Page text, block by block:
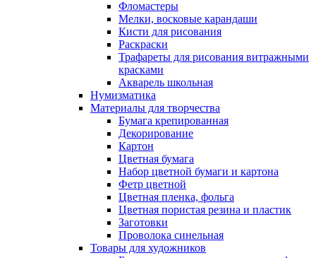
Фломастеры
Мелки, восковые карандаши
Кисти для рисования
Раскраски
Трафареты для рисования витражными
красками
Акварель школьная
Нумизматика
Материалы для творчества
Бумага крепированная
Декорирование
Картон
Цветная бумага
Набор цветной бумаги и картона
Фетр цветной
Цветная пленка, фольга
Цветная пористая резина и пластик
Заготовки
Проволока синельная
Товары для художников